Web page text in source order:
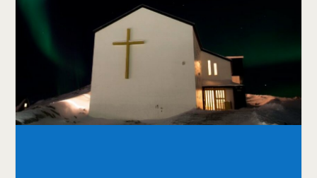
Konieczne
Te pliki cookie
nie są
opcjonalne. Są
one potrzebne
funkcjonowania
strony